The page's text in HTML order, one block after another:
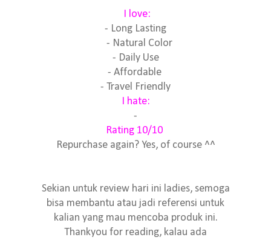
I love:
- Long Lasting
- Natural Color
- Daily Use
- Affordable
- Travel Friendly
I hate:
-
Rating 10/10
Repurchase again? Yes, of course ^^
Sekian untuk review hari ini ladies, semoga
bisa membantu atau jadi referensi untuk
kalian yang mau mencoba produk ini.
Thankyou for reading, kalau ada